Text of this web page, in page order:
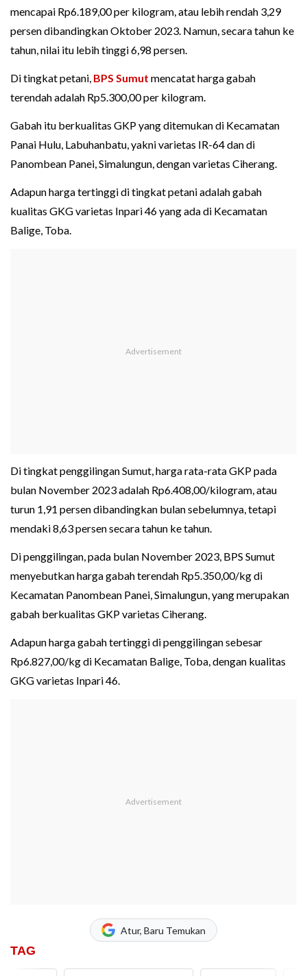
mencapai Rp6.189,00 per kilogram, atau lebih rendah 3,29
persen dibandingkan Oktober 2023. Namun, secara tahun ke
tahun, nilai itu lebih tinggi 6,98 persen.
Di tingkat petani, BPS Sumut mencatat harga gabah
terendah adalah Rp5.300,00 per kilogram.
Gabah itu berkualitas GKP yang ditemukan di Kecamatan
Panai Hulu, Labuhanbatu, yakni varietas IR-64 dan di
Panombean Panei, Simalungun, dengan varietas Ciherang.
Adapun harga tertinggi di tingkat petani adalah gabah
kualitas GKG varietas Inpari 46 yang ada di Kecamatan
Balige, Toba.
Di tingkat penggilingan Sumut, harga rata-rata GKP pada
bulan November 2023 adalah Rp6.408,00/kilogram, atau
turun 1,91 persen dibandingkan bulan sebelumnya, tetapi
mendaki 8,63 persen secara tahun ke tahun.
Di penggilingan, pada bulan November 2023, BPS Sumut
menyebutkan harga gabah terendah Rp5.350,00/kg di
Kecamatan Panombean Panei, Simalungun, yang merupakan
gabah berkualitas GKP varietas Ciherang.
Adapun harga gabah tertinggi di penggilingan sebesar
Rp6.827,00/kg di Kecamatan Balige, Toba, dengan kualitas
GKG varietas Inpari 46.
Atur, Baru Temukan
TAG